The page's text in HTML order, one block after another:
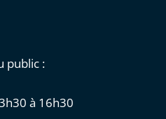
public :
à 16h30